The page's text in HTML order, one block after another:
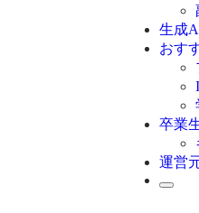
生成
おす
卒業
運営